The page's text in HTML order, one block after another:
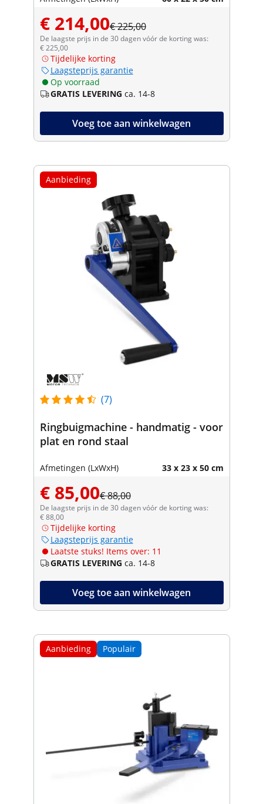
€ 214,00€ 225,00
De laagste prijs in de 30 dagen vóór de korting was:
€ 225,00
Tijdelijke korting
Laagsteprijs garantie
Op voorraad
GRATIS LEVERING ca. 14-8
Voeg toe aan winkelwagen
Aanbieding
(7)
Ringbuigmachine - handmatig - voor
plat en rond staal
Afmetingen (LxWxH) 33 x 23 x 50 cm
€ 85,00€ 88,00
De laagste prijs in de 30 dagen vóór de korting was:
€ 88,00
Tijdelijke korting
Laagsteprijs garantie
Laatste stuks! Items over: 11
GRATIS LEVERING ca. 14-8
Voeg toe aan winkelwagen
Aanbieding Populair